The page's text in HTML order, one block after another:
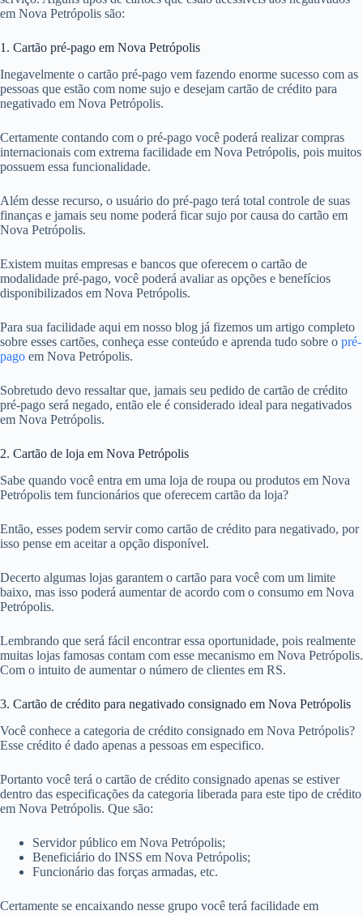
em Nova Petrópolis são:
1. Cartão pré-pago em Nova Petrópolis
Inegavelmente o cartão pré-pago vem fazendo enorme sucesso com as
pessoas que estão com nome sujo e desejam cartão de crédito para
negativado em Nova Petrópolis.
Certamente contando com o pré-pago você poderá realizar compras
internacionais com extrema facilidade em Nova Petrópolis, pois muitos
possuem essa funcionalidade.
Além desse recurso, o usuário do pré-pago terá total controle de suas
finanças e jamais seu nome poderá ficar sujo por causa do cartão em
Nova Petrópolis.
Existem muitas empresas e bancos que oferecem o cartão de
modalidade pré-pago, você poderá avaliar as opções e benefícios
disponibilizados em Nova Petrópolis.
Para sua facilidade aqui em nosso blog já fizemos um artigo completo
sobre esses cartões, conheça esse conteúdo e aprenda tudo sobre o pré-
pago em Nova Petrópolis.
Sobretudo devo ressaltar que, jamais seu pedido de cartão de crédito
pré-pago será negado, então ele é considerado ideal para negativados
em Nova Petrópolis.
2. Cartão de loja em Nova Petrópolis
Sabe quando você entra em uma loja de roupa ou produtos em Nova
Petrópolis tem funcionários que oferecem cartão da loja?
Então, esses podem servir como cartão de crédito para negativado, por
isso pense em aceitar a opção disponível.
Decerto algumas lojas garantem o cartão para você com um limite
baixo, mas isso poderá aumentar de acordo com o consumo em Nova
Petrópolis.
Lembrando que será fácil encontrar essa oportunidade, pois realmente
muitas lojas famosas contam com esse mecanismo em Nova Petrópolis.
Com o intuito de aumentar o número de clientes em RS.
3. Cartão de crédito para negativado consignado em Nova Petrópolis
Você conhece a categoria de crédito consignado em Nova Petrópolis?
Esse crédito é dado apenas a pessoas em especifico.
Portanto você terá o cartão de crédito consignado apenas se estiver
dentro das especificações da categoria liberada para este tipo de crédito
em Nova Petrópolis. Que são:
Servidor público em Nova Petrópolis;
Beneficiário do INSS em Nova Petrópolis;
Funcionário das forças armadas, etc.
Certamente se encaixando nesse grupo você terá facilidade em